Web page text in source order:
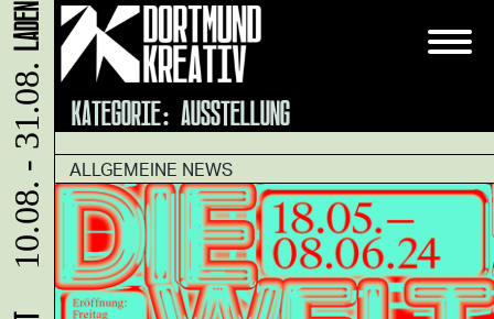
KATEGORIE: AUSSTELLUNG
ALLGEMEINE NEWS
10.08. - 31.08.